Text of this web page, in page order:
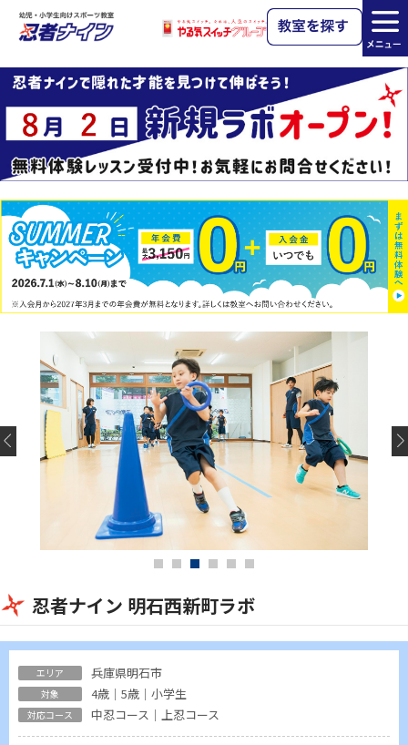
忍者ナイン 明石西新町ラボ
兵庫県明石市
4歳｜5歳｜小学生
中忍コース｜上忍コース